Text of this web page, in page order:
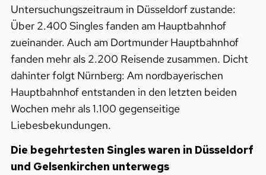
Untersuchungszeitraum in Düsseldorf zustande:
Über 2.400 Singles fanden am Hauptbahnhof
zueinander. Auch am Dortmunder Hauptbahnhof
fanden mehr als 2.200 Reisende zusammen. Dicht
dahinter folgt Nürnberg: Am nordbayerischen
Hauptbahnhof entstanden in den letzten beiden
Wochen mehr als 1.100 gegenseitige
Liebesbekundungen.
Die begehrtesten Singles waren in Düsseldorf
und Gelsenkirchen unterwegs